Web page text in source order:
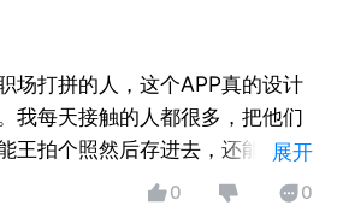
场打拼的人，这个APP真的设计
我每天接触的人都很多，把他们
王拍个照然后存进去，还能一步
以后有事打电话的时候是真的很
展开
0 0